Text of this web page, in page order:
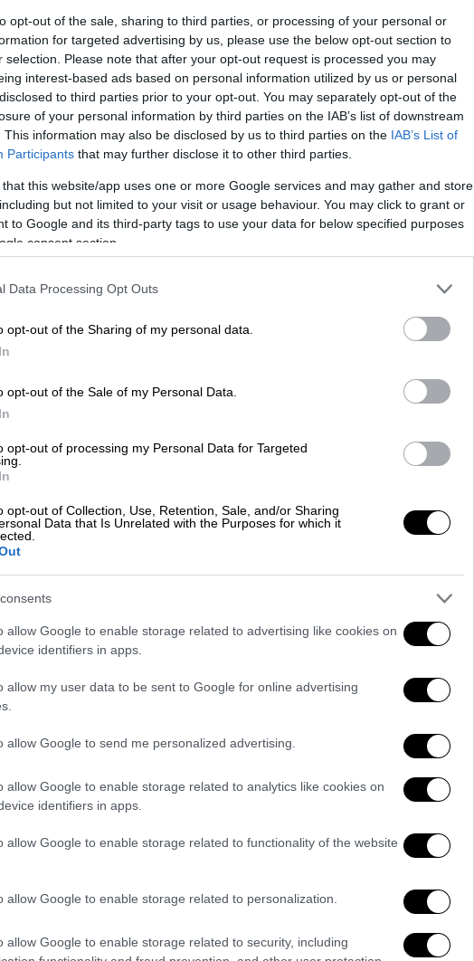
opt-out of the sale, sharing to third parties, or processing of your personal or
for targeted advertising by us, please use the below opt-out section to
selection. Please note that after your opt-out request is processed you may
interest-based ads based on personal information utilized by us or personal
to third parties prior to your opt-out. You may separately opt-out of the
of your personal information by third parties on the IAB’s list of downstream
This information may also be disclosed by us to third parties on the IAB’s List of
Participants that may further disclose it to other third parties.
that this website/app uses one or more Google services and may gather and store
but not limited to your visit or usage behaviour. You may click to grant or
to Google and its third-party tags to use your data for below specified purposes
consent section.
Data Processing Opt Outs
opt-out of the Sharing of my personal data.
opt-out of the Sale of my Personal Data.
opt-out of processing my Personal Data for Targeted
opt-out of Collection, Use, Retention, Sale, and/or Sharing
Data that Is Unrelated with the Purposes for which it
allow Google to enable storage related to advertising like cookies on
identifiers in apps.
allow my user data to be sent to Google for online advertising
allow Google to send me personalized advertising.
allow Google to enable storage related to analytics like cookies on
identifiers in apps.
allow Google to enable storage related to functionality of the website
allow Google to enable storage related to personalization.
allow Google to enable storage related to security, including
το ΕΘΝΟΣ στη Google
επίσημη μέρα για λουλούδια,
γλυκά λογάκια. Η
Όχι τον έρωτα. Την ημέρα.
Πάπα!» έρχεται στην
η συγκεκριμένη μέρα, η Κατερίνα
‘σας, Τετάρτη (12/2) και Πέμπτη (13/2)
μουσική και προσωπικές ιστορίες.
παράσταση, η κορυφαία κωμικός θ’
του έρωτα; Γιατί να μην θεωρείται,
καλύτερα-μια ωραία καρμπονάρα;
όταν, θα έλεγε κανείς ότι οι
από κεφάτες δραστηριότητες;